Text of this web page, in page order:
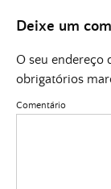
Deixe um
O seu endereço
obrigatórios
Comentário